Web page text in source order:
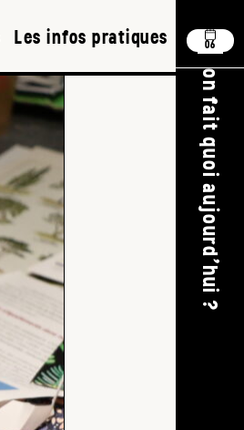
Les infos pratiques 06
on fait quoi aujourd'hui ?